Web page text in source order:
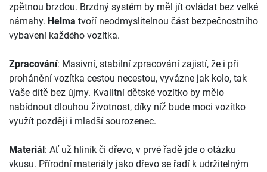
zpětnou brzdou. Brzdný systém by měl jít ovládat bez velké
námahy. Helma tvoří neodmyslitelnou část bezpečnostního
vybavení každého vozítka.
Zpracování: Masivní, stabilní zpracování zajistí, že i při
prohánění vozítka cestou necestou, vyvázne jak kolo, tak
Vaše dítě bez újmy. Kvalitní dětské vozítko by mělo
nabídnout dlouhou životnost, díky níž bude moci vozítko
využít později i mladší sourozenec.
Materiál : Ať už hliník či dřevo, v prvé řadě jde o otázku
vkusu. Přírodní materiály jako dřevo se řadí k udržitelným